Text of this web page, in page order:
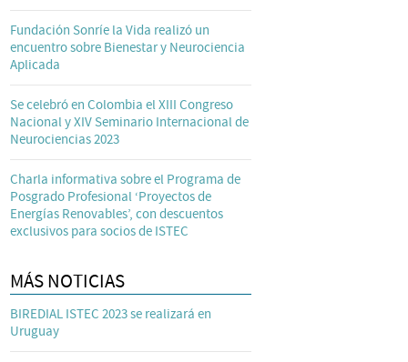
Fundación Sonríe la Vida realizó un
encuentro sobre Bienestar y Neurociencia
Aplicada
Se celebró en Colombia el XIII Congreso
Nacional y XIV Seminario Internacional de
Neurociencias 2023
Charla informativa sobre el Programa de
Posgrado Profesional ‘Proyectos de
Energías Renovables’, con descuentos
exclusivos para socios de ISTEC
MÁS NOTICIAS
BIREDIAL ISTEC 2023 se realizará en
Uruguay